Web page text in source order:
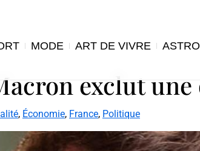
MODE ART DE VIVRE ASTRO
exclut
, Économie, France, Politique